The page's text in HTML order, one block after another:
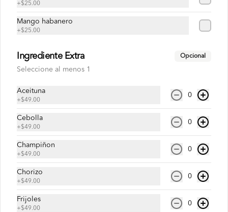
Refresco de naranja de 600 ml
Pepsi 600 ml
$35.00
+$25.00
Mango habanero
+$25.00
Ingrediente Extra Opcional
Seleccione al menos 1
Aceituna
+$49.00
0
Cebolla
+$49.00
0
Champiñon
+$49.00
0
Chorizo
+$49.00
0
Frijoles
+$49.00
0